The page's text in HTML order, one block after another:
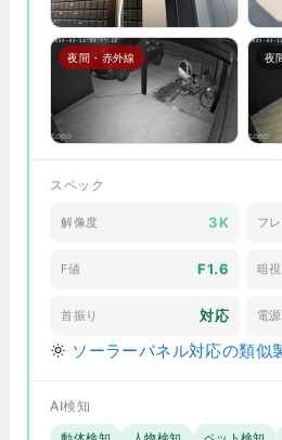
夜間・赤外線 夜
スペック
解像度 3K フ
F値 F1.6 暗視
首振り 対応 電源
ソーラーパネル対応の類似
AI検知